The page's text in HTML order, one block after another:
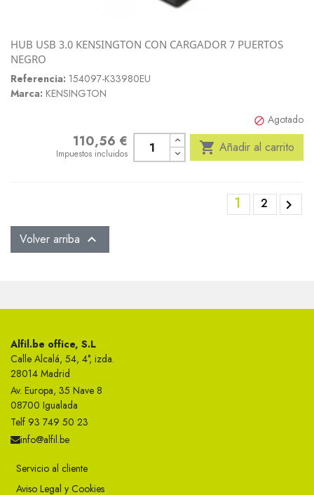
HUB USB 3.0 KENSINGTON CON CARGADOR 7 PUERTOS
NEGRO
Referencia: 154097-K33980EU
Marca: KENSINGTON
 Agotado
Precio110,56 €
Impuestos incluidos  Añadir al carrito
1 2 
Volver arriba 
Alfil.be office, S.L
Calle Alcalá, 54, 4°, izda.
28014 Madrid
Av. Europa, 35 Nave 8
08700 Igualada
Telf 93 749 50 23
info@alfil.be
Servicio al cliente
Aviso Legal y Cookies